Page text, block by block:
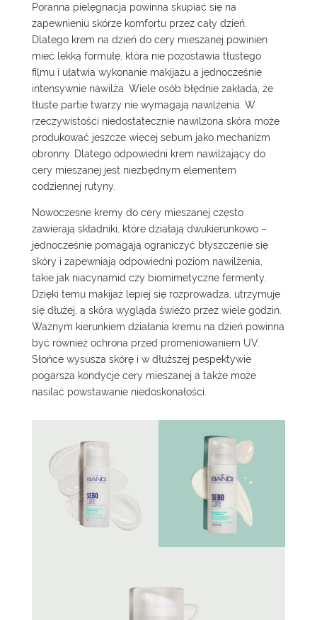
Poranna pielęgnacja powinna skupiać się na
zapewnieniu skórze komfortu przez cały dzień.
Dlatego krem na dzień do cery mieszanej powinien
mieć lekką formułę, która nie pozostawia tłustego
filmu i ułatwia wykonanie makijażu a jednocześnie
intensywnie nawilża. Wiele osób błędnie zakłada, że
tłuste partie twarzy nie wymagają nawilżenia. W
rzeczywistości niedostatecznie nawilżona skóra może
produkować jeszcze więcej sebum jako mechanizm
obronny. Dlatego odpowiedni krem nawilżający do
cery mieszanej jest niezbędnym elementem
codziennej rutyny.
Nowoczesne kremy do cery mieszanej często
zawierają składniki, które działają dwukierunkowo –
jednocześnie pomagają ograniczyć błyszczenie się
skóry i zapewniają odpowiedni poziom nawilżenia,
takie jak niacynamid czy biomimetyczne fermenty.
Dzięki temu makijaż lepiej się rozprowadza, utrzymuje
się dłużej, a skóra wygląda świeżo przez wiele godzin.
Ważnym kierunkiem działania kremu na dzień powinna
być również ochrona przed promeniowaniem UV.
Słońce wysusza skórę i w dłuższej pespektywie
pogarsza kondycje cery mieszanej a także może
nasilać powstawanie niedoskonałości.